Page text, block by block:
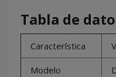
Tabla de
Característica
Modelo